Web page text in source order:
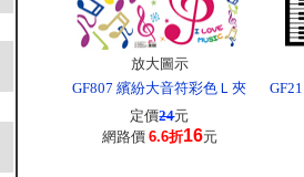
放大圖示
GF807 繽紛大音符彩色Ｌ夾
定價24元
網路價 6.6折16元